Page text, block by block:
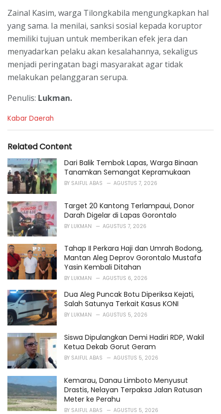
Zainal Kasim, warga Tilongkabila mengungkapkan hal
yang sama. Ia menilai, sanksi sosial kepada koruptor
memiliki tujuan untuk memberikan efek jera dan
menyadarkan pelaku akan kesalahannya, sekaligus
menjadi peringatan bagi masyarakat agar tidak
melakukan pelanggaran serupa.
Penulis: Lukman.
C
e
o
r
i
e
:
Kabar Daerah
Related Content
Dari Balik Tembok Lapas, Warga Binaan
Tanamkan Semangat Kepramukaan
BY SAIFUL ABAS AGUSTUS 7, 2026
Target 20 Kantong Terlampaui, Donor
Darah Digelar di Lapas Gorontalo
BY LUKMAN AGUSTUS 7, 2026
Tahap II Perkara Haji dan Umrah Bodong,
Mantan Aleg Deprov Gorontalo Mustafa
Yasin Kembali Ditahan
BY LUKMAN AGUSTUS 6, 2026
Dua Aleg Puncak Botu Diperiksa Kejati,
Salah Satunya Terkait Kasus KONI
BY LUKMAN AGUSTUS 5, 2026
Siswa Dipulangkan Demi Hadiri RDP, Wakil
Ketua Dekab Gorut Geram
BY SAIFUL ABAS AGUSTUS 5, 2026
Kemarau, Danau Limboto Menyusut
Drastis, Nelayan Terpaksa Jalan Ratusan
Meter ke Perahu
BY SAIFUL ABAS AGUSTUS 5, 2026